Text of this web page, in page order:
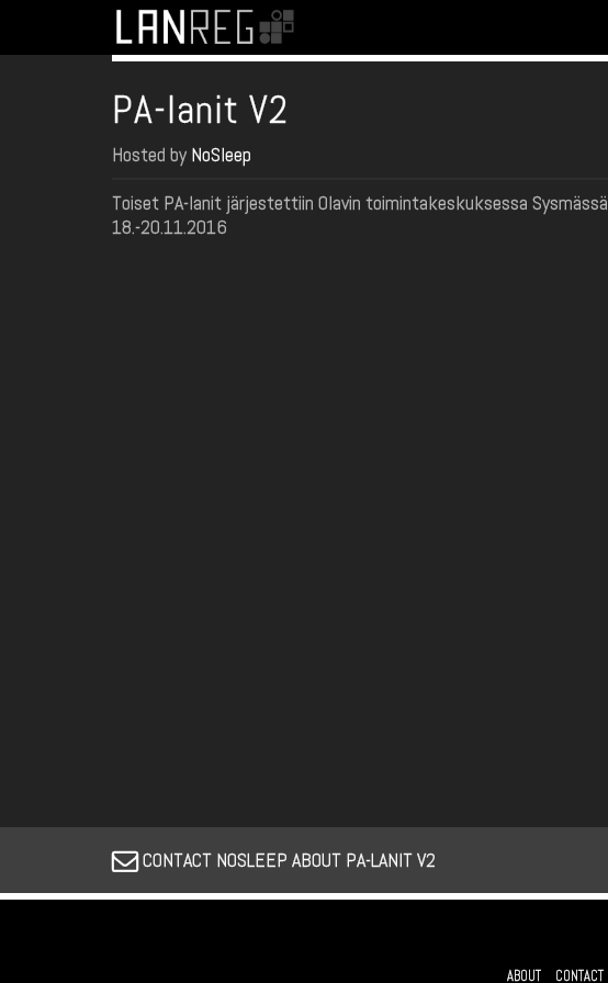
PA-lanit V2
Hosted by NoSleep
Toiset PA-lanit järjestettiin Olavin toimintakeskuksessa Sysmässä
18.-20.11.2016
CONTACT NOSLEEP ABOUT PA-LANIT V2
ABOUT CONTACT